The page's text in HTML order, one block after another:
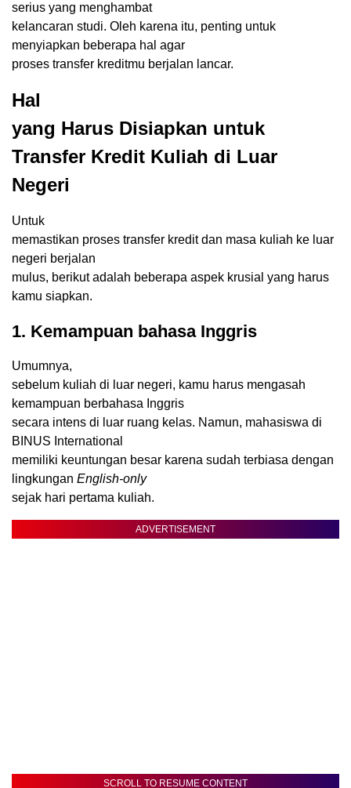
serius yang menghambat
kelancaran studi. Oleh karena itu, penting untuk
menyiapkan beberapa hal agar
proses transfer kreditmu berjalan lancar.
Hal
yang Harus Disiapkan untuk
Transfer Kredit Kuliah di Luar
Negeri
Untuk
memastikan proses transfer kredit dan masa kuliah ke luar
negeri berjalan
mulus, berikut adalah beberapa aspek krusial yang harus
kamu siapkan.
1. Kemampuan bahasa Inggris
Umumnya,
sebelum kuliah di luar negeri, kamu harus mengasah
kemampuan berbahasa Inggris
secara intens di luar ruang kelas. Namun, mahasiswa di
BINUS International
memiliki keuntungan besar karena sudah terbiasa dengan
lingkungan English-only
sejak hari pertama kuliah.
ADVERTISEMENT
SCROLL TO RESUME CONTENT